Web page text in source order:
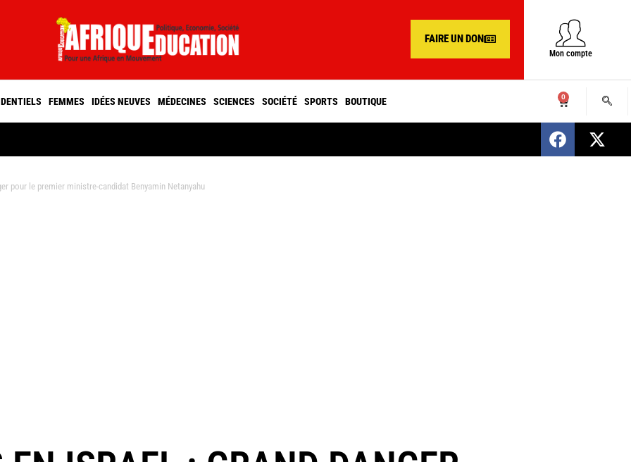
FAIRE UN DON
Mon compte
FEMMES IDÉES NEUVES MÉDECINES SCIENCES SOCIÉTÉ SPORTS BOUTIQUE 0
SENEGAL : Nomination d’un nouveau
pour le premier ministre-candidat Benyamin Netanyahu